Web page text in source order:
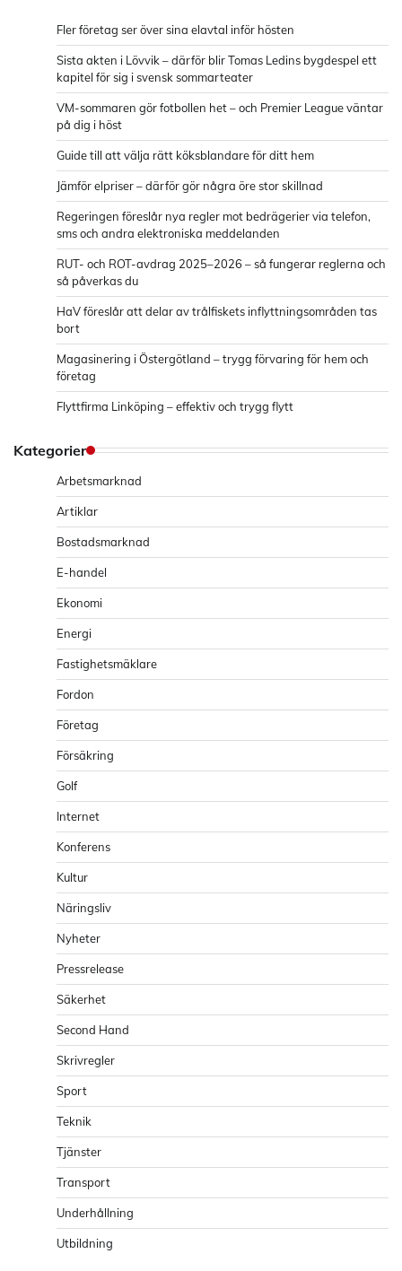
Fler företag ser över sina elavtal inför hösten
Sista akten i Lövvik – därför blir Tomas Ledins bygdespel ett
kapitel för sig i svensk sommarteater
VM-sommaren gör fotbollen het – och Premier League väntar
på dig i höst
Guide till att välja rätt köksblandare för ditt hem
Jämför elpriser – därför gör några öre stor skillnad
Regeringen föreslår nya regler mot bedrägerier via telefon,
sms och andra elektroniska meddelanden
RUT- och ROT-avdrag 2025–2026 – så fungerar reglerna och
så påverkas du
HaV föreslår att delar av trålfiskets inflyttningsområden tas
bort
Magasinering i Östergötland – trygg förvaring för hem och
företag
Flyttfirma Linköping – effektiv och trygg flytt
Kategorier
Arbetsmarknad
Artiklar
Bostadsmarknad
E-handel
Ekonomi
Energi
Fastighetsmäklare
Fordon
Företag
Försäkring
Golf
Internet
Konferens
Kultur
Näringsliv
Nyheter
Pressrelease
Säkerhet
Second Hand
Skrivregler
Sport
Teknik
Tjänster
Transport
Underhållning
Utbildning